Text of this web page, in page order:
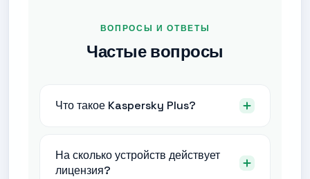
ВОПРОСЫ И ОТВЕТЫ
Частые вопросы
Что такое Kaspersky Plus?
На сколько устройств действует
лицензия?